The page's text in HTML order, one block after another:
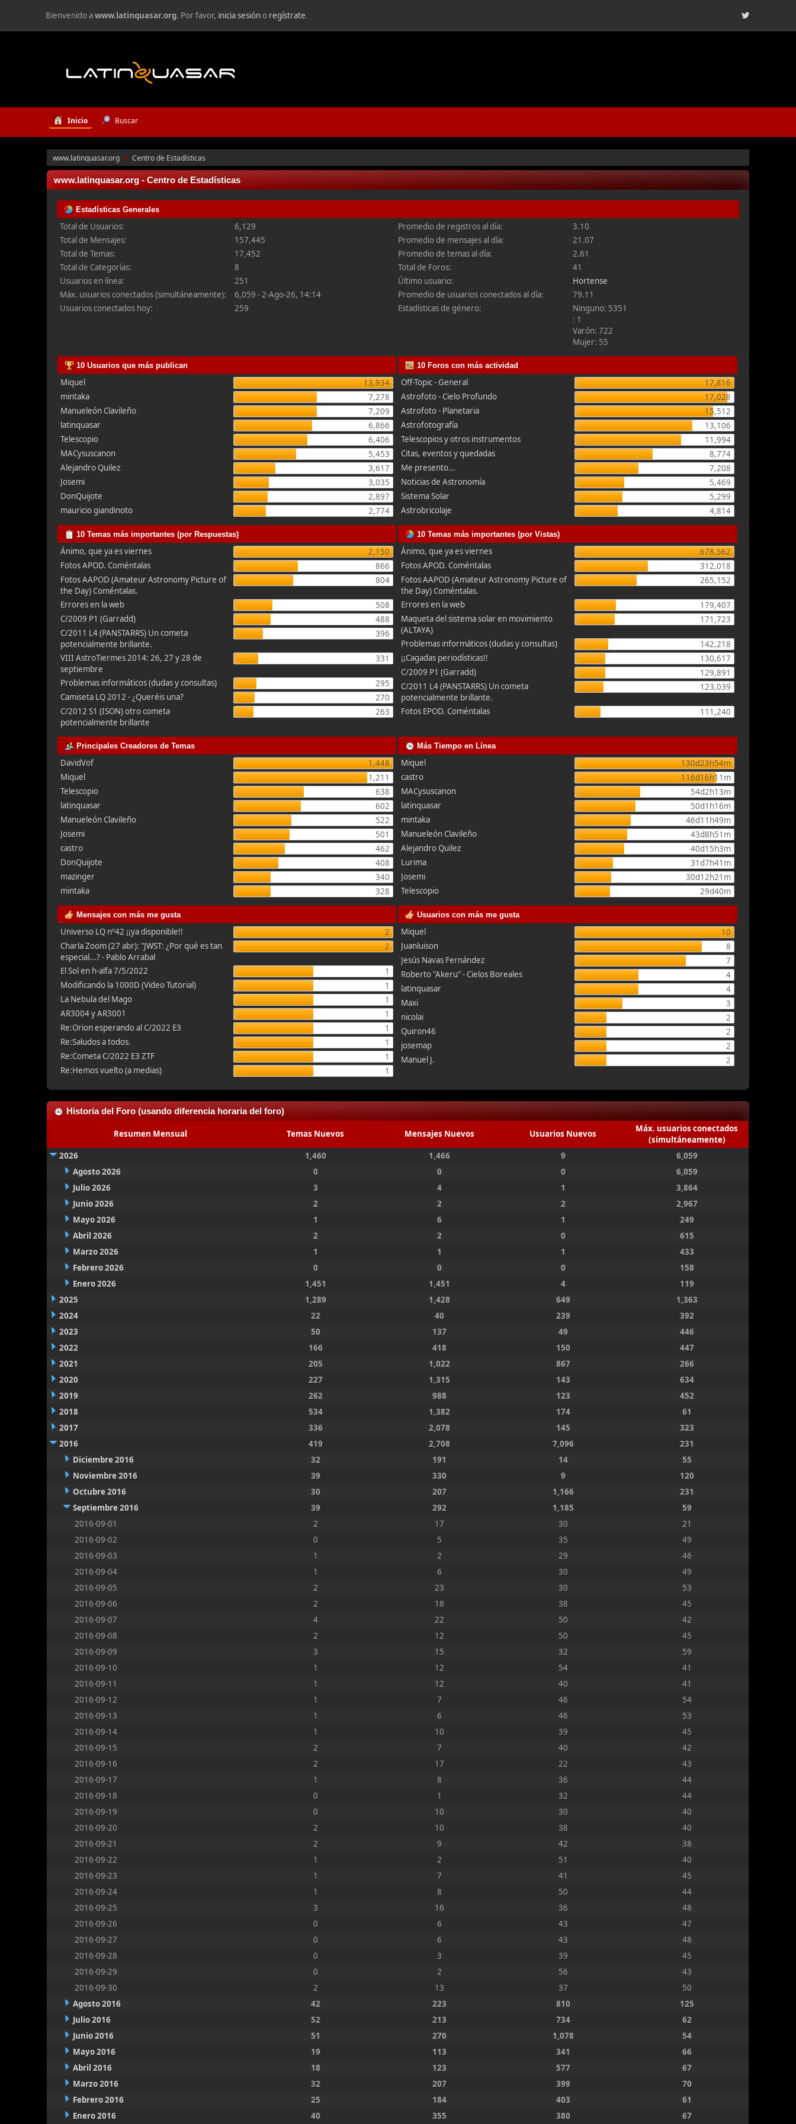
Bienvenido awww.latinquasar.org. Por favor, inicia sesióno regístrate.
Inicio Buscar
www.latinquasar.org ► Centro de Estadísticas
www.latinquasar.org - Centro de Estadísticas
Estadísticas Generales
Total de Usuarios:
6,129
Total de Mensajes:
157,445
Total de Temas:
17,452
Total de Categorías:
8
Usuarios en línea:
251
Máx. usuarios conectados (simultáneamente):
6,059 - 2-Ago-26, 14:14
Usuarios conectados hoy:
259
Promedio de registros al día:
3.10
Promedio de mensajes al día:
21.07
Promedio de temas al día:
2.61
Total de Foros:
41
Último usuario:
Hortense
Promedio de usuarios conectados al día:
79.11
Estadísticas de género:
Ninguno: 5351
: 1
Varón: 722
Mujer: 55
10 Usuarios que más publican
Miquel
13,934
mintaka
7,278
Manueleón Clavileño
7,209
latinquasar
6,866
Telescopio
6,406
MACysuscanon
5,453
Alejandro Quilez
3,617
Josemi
3,035
DonQuijote
2,897
mauricio giandinoto
2,774
10 Foros con más actividad
Off-Topic - General
17,816
Astrofoto - Cielo Profundo
17,028
Astrofoto - Planetaria
15,512
Astrofotografía
13,106
Telescopios y otros instrumentos
11,994
Citas, eventos y quedadas
8,774
Me presento...
7,208
Noticias de Astronomía
5,469
Sistema Solar
5,299
Astrobricolaje
4,814
10 Temas más importantes (por Respuestas)
Ánimo, que ya es viernes
2,150
Fotos APOD. Coméntalas
866
Fotos AAPOD (Amateur Astronomy Picture of
the Day) Coméntalas.
804
Errores en la web
508
C/2009 P1 (Garradd)
488
C/2011 L4 (PANSTARRS) Un cometa
potencialmente brillante.
396
VIII AstroTiermes 2014: 26, 27 y 28 de
septiembre
331
Problemas informáticos (dudas y consultas)
295
Camiseta LQ 2012 - ¿Queréis una?
270
C/2012 S1 (ISON) otro cometa
potencialmente brillante
263
10 Temas más importantes (por Vistas)
Ánimo, que ya es viernes
678,562
Fotos APOD. Coméntalas
312,018
Fotos AAPOD (Amateur Astronomy Picture of
the Day) Coméntalas.
265,152
Errores en la web
179,407
Maqueta del sistema solar en movimiento
(ALTAYA)
171,723
Problemas informáticos (dudas y consultas)
142,218
¡¡Cagadas periodísticas!!
130,617
C/2009 P1 (Garradd)
129,891
C/2011 L4 (PANSTARRS) Un cometa
potencialmente brillante.
123,039
Fotos EPOD. Coméntalas 111,240
Principales Creadores de Temas
DavidVof
1,448
Miquel
1,211
Telescopio
638
latinquasar
602
Manueleón Clavileño
522
Josemi
501
castro
462
DonQuijote
408
mazinger
340
mintaka
328
Más Tiempo en Línea
Miquel
130d23h54m
castro
116d16h11m
MACysuscanon
54d2h13m
latinquasar
50d1h16m
mintaka
46d11h49m
Manueleón Clavileño
43d8h51m
Alejandro Quilez
40d15h3m
Lurima
31d7h41m
Josemi
30d12h21m
Telescopio
29d40m
Mensajes con más me gusta
Universo LQ nº42 ¡¡ya disponible!!
2
Charla Zoom (27 abr): "JWST: ¿Por qué es tan
especial...? - Pablo Arrabal
2
El Sol en h-alfa 7/5/2022
1
Modificando la 1000D (Video Tutorial)
1
La Nebula del Mago
1
AR3004 y AR3001
1
Re:Orion esperando al C/2022 E3
1
Re:Saludos a todos.
1
Re:Cometa C/2022 E3 ZTF
1
Re:Hemos vuelto (a medias)
1
Usuarios con más me gusta
Miquel
10
Juanluison
8
Jesús Navas Fernández
7
Roberto "Akeru" - Cielos Boreales
4
latinquasar
4
Maxi
3
nicolai
2
Quiron46
2
josemap
2
Manuel J.
2
Historia del Foro (usando diferencia horaria del foro)
Resumen Mensual Temas Nuevos Mensajes Nuevos Usuarios Nuevos
Máx. usuarios conectados
(simultáneamente)
2026
1,460 1,466 9
6,059
Agosto 2026
0 0 0
6,059
Julio 2026
3 4 1
3,864
Junio 2026
2 2 2
2,967
Mayo 2026
1 6 1
249
Abril 2026
2 2 0
615
Marzo 2026
1 1 1
433
Febrero 2026
0 0 0
158
Enero 2026
1,451 1,451 4
119
2025
1,289 1,428 649
1,363
2024
22 40 239
392
2023
50 137 49
446
2022
166 418 150
447
2021
205 1,022 867
266
2020
227 1,315 143
634
2019
262 988 123
452
2018
534 1,382 174
61
2017
336 2,078 145
323
2016
419 2,708 7,096
231
Diciembre 2016
32 191 14
55
Noviembre 2016
39 330 9
120
Octubre 2016
30 207 1,166
231
Septiembre 2016
39 292 1,185
59
2016-09-01
2 17 30
21
2016-09-02
0 5 35
49
2016-09-03
1 2 29
46
2016-09-04
1 6 30
49
2016-09-05
2 23 30
53
2016-09-06
2 18 38
45
2016-09-07
4 22 50
42
2016-09-08
2 12 50
45
2016-09-09
3 15 32
59
2016-09-10
1 12 54
41
2016-09-11
1 12 40
41
2016-09-12
1 7 46
54
2016-09-13
1 6 46
53
2016-09-14
1 10 39
45
2016-09-15
2 7 40
42
2016-09-16
2 17 22
43
2016-09-17
1 8 36
44
2016-09-18
0 1 32
44
2016-09-19
0 10 30
40
2016-09-20
2 10 38
40
2016-09-21
2 9 42
38
2016-09-22
1 2 51
40
2016-09-23
1 7 41
45
2016-09-24
1 8 50
44
2016-09-25
3 16 36
48
2016-09-26
0 6 43
47
2016-09-27
0 6 43
48
2016-09-28
0 3 39
45
2016-09-29
0 2 56
43
2016-09-30
2 13 37
50
Agosto 2016
42 223 810
125
Julio 2016
52 213 734
62
Junio 2016
51 270 1,078
54
Mayo 2016
19 113 341
66
Abril 2016
18 123 577
67
Marzo 2016
32 207 399
70
Febrero 2016
25 184 403
61
Enero 2016
40 355 380 67